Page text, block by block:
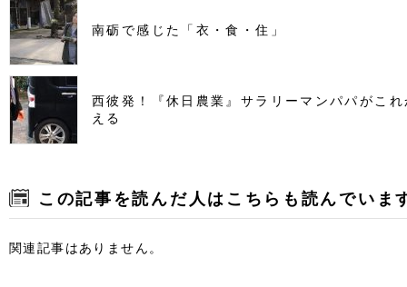
南砺で感じた「衣・食・住」
西彼発！『休日農業』サラリーマンパパがこ
える
この記事を読んだ人はこちらも読んでいま
関連記事はありません。